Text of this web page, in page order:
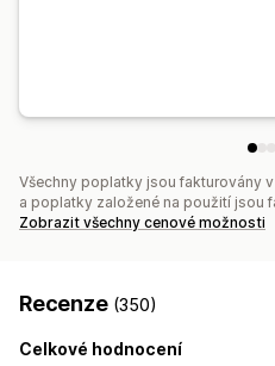
Všechny poplatky jsou fakturovány
a poplatky založené na použití jsou
Zobrazit všechny cenové možnosti
Recenze (350)
Celkové hodnocení